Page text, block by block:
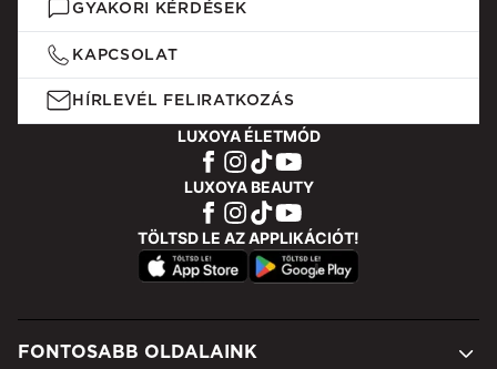
GYAKORI KÉRDÉSEK
KAPCSOLAT
HÍRLEVÉL FELIRATKOZÁS
LUXOYA ÉLETMÓD
LUXOYA BEAUTY
TÖLTSD LE AZ APPLIKÁCIÓT!
FONTOSABB OLDALAINK